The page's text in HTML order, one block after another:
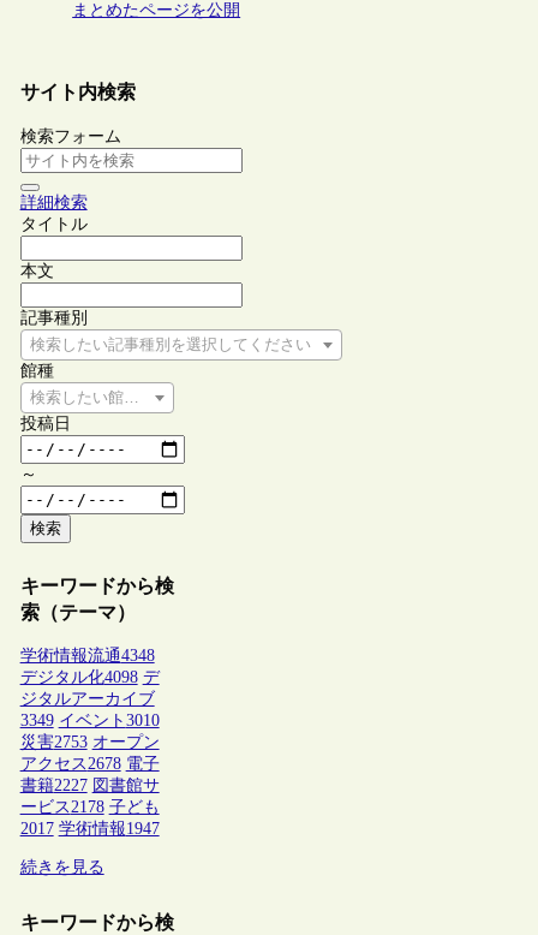
まとめたページを公開
サイト内検索
検索フォーム
詳細検索
タイトル
本文
記事種別
検索したい記事種別を選択してください
館種
検索したい館種を選択してください
投稿日
～
検索
キーワードから検
索（テーマ）
学術情報流通4348
デジタル化4098 デ
ジタルアーカイブ
3349 イベント 3010
災害2753 オープン
アクセス2678 電子
書籍2227 図書館サ
ービス2178 子ども
2017 学術情報1947
続きを見る
キーワードから検